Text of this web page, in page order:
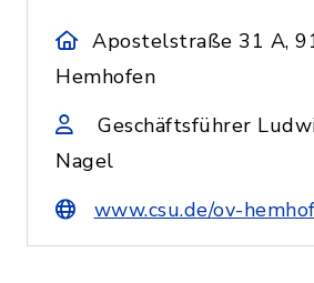
Apostelstraße 31 A,
Hemhofen
Geschäftsführer
Nagel
www.csu.de/ov-